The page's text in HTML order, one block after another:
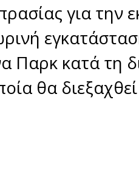
για την
Παρκ κατά τη
θα